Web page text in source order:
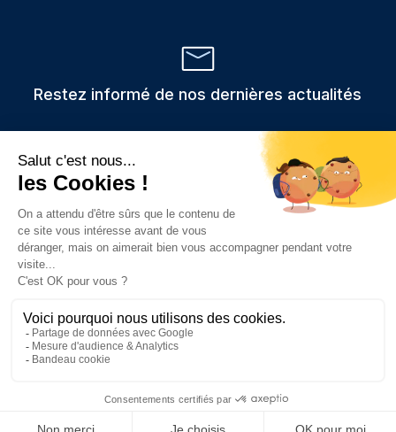
Restez informé de nos dernières actualités
Veuillez
laisser
ce
champ
vide.
Les informations recueillies via ce formulaire sont stockées et
utilisées uniquement pour traiter votre demande,
conformément au RGPD.